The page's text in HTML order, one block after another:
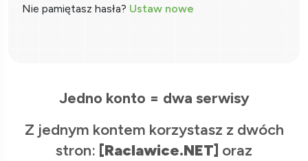
Nie pamiętasz hasła? Ustaw nowe
Jedno konto = dwa serwisy
Z jednym kontem korzystasz z dwóch
stron: [Raclawice.NET] oraz